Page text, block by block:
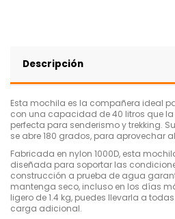
Descripción
Esta mochila es la compañera ideal
con una capacidad de 40 litros que la
perfecta para senderismo y trekking.
se abre 180 grados, para aprovechar
Fabricada en nylon 1000D, esta
diseñada para soportar las
construcción a prueba de agua
mantenga seco, incluso en los días
ligero de 1.4 kg, puedes llevarla a
carga adicional.